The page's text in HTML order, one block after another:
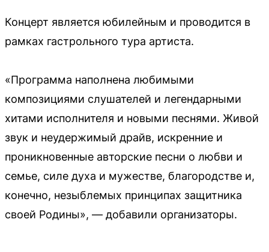
Концерт является юбилейным и проводится в
рамках гастрольного тура артиста.
«Программа наполнена любимыми
композициями слушателей и легендарными
хитами исполнителя и новыми песнями. Живой
звук и неудержимый драйв, искренние и
проникновенные авторские песни о любви и
семье, силе духа и мужестве, благородстве и,
конечно, незыблемых принципах защитника
своей Родины», — добавили организаторы.